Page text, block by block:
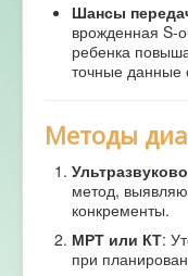
Шансы
врожденная S-
ребенка
точные данные
Методы
метод,
конкременты.
МРТ или КТ:
при